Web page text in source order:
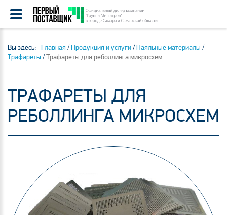
Вы здесь: Главная /Продукция и услуги/Паяльные материалы /
Трафареты /Трафареты для реболлинга микросхем
ТРАФАРЕТЫ ДЛЯ
РЕБОЛЛИНГА МИКРОСХЕМ